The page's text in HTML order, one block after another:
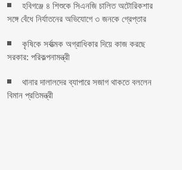
হবিগঞ্জে ৪ শিশুকে সিএনজি চালিত অটোরিকশার
সঙ্গে বেঁধে নির্যাতনের অভিযোগে ৩ জনকে গ্রেপ্তার
কৃষিকে সর্বাত্মক অগ্রাধিকার দিয়ে কাজ করছে
সরকার: পরিকল্পনামন্ত্রী
থানার দালালদের ব্যাপারে সজাগ থাকতে বললেন
বিমান প্রতিমন্ত্রী